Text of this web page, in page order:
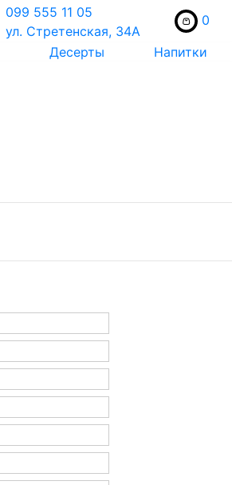
099 555 11 05
ул. Стретенская, 34А
0
Десерты Напитки